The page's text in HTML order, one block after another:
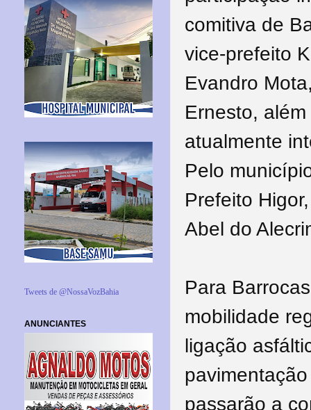
comitiva de
vice-prefeito
Evandro
Ernesto,
atualmente
Pelo
Prefeito
Abel do
Para
mobilidade
ligação
passarão a
Tweets de @NossaVozBahia
ANUNCIANTES